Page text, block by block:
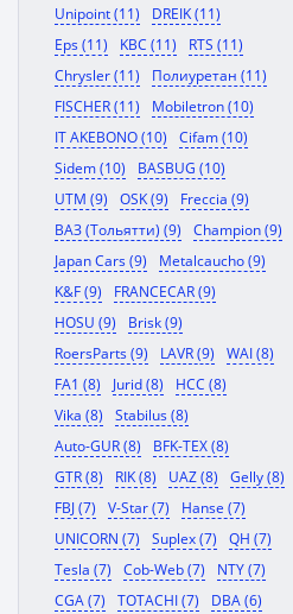
Unipoint (11)
DREIK (11)
Eps (11)
KBC (11)
RTS (11)
Chrysler (11)
Полиуретан (11)
FISCHER (11)
Mobiletron (10)
IT AKEBONO (10)
Cifam (10)
Sidem (10)
BASBUG (10)
UTM (9)
OSK (9)
Freccia (9)
ВАЗ (Тольятти) (9)
Champion (9)
Japan Cars (9)
Metalcaucho (9)
K&F (9)
FRANCECAR (9)
HOSU (9)
Brisk (9)
RoersParts (9)
LAVR (9)
WAI (8)
FA1 (8)
Jurid (8)
HCC (8)
Vika (8)
Stabilus (8)
Auto-GUR (8)
BFK-TEX (8)
GTR (8)
RIK (8) UAZ (8)
Gelly (8)
FBJ (7)
V-Star (7)
Hanse (7)
UNICORN (7)
Suplex (7)
QH (7)
Tesla (7)
Cob-Web (7)
NTY (7)
CGA (7)
TOTACHI (7)
DBA (6)